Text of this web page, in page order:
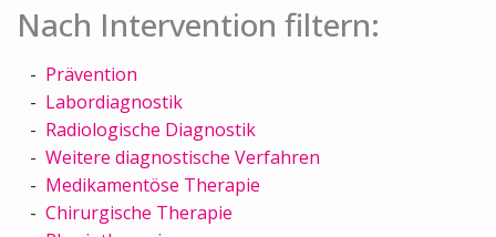
Nach Intervention filtern:
Prävention
Labordiagnostik
Radiologische Diagnostik
Weitere diagnostische Verfahren
Medikamentöse Therapie
Chirurgische Therapie